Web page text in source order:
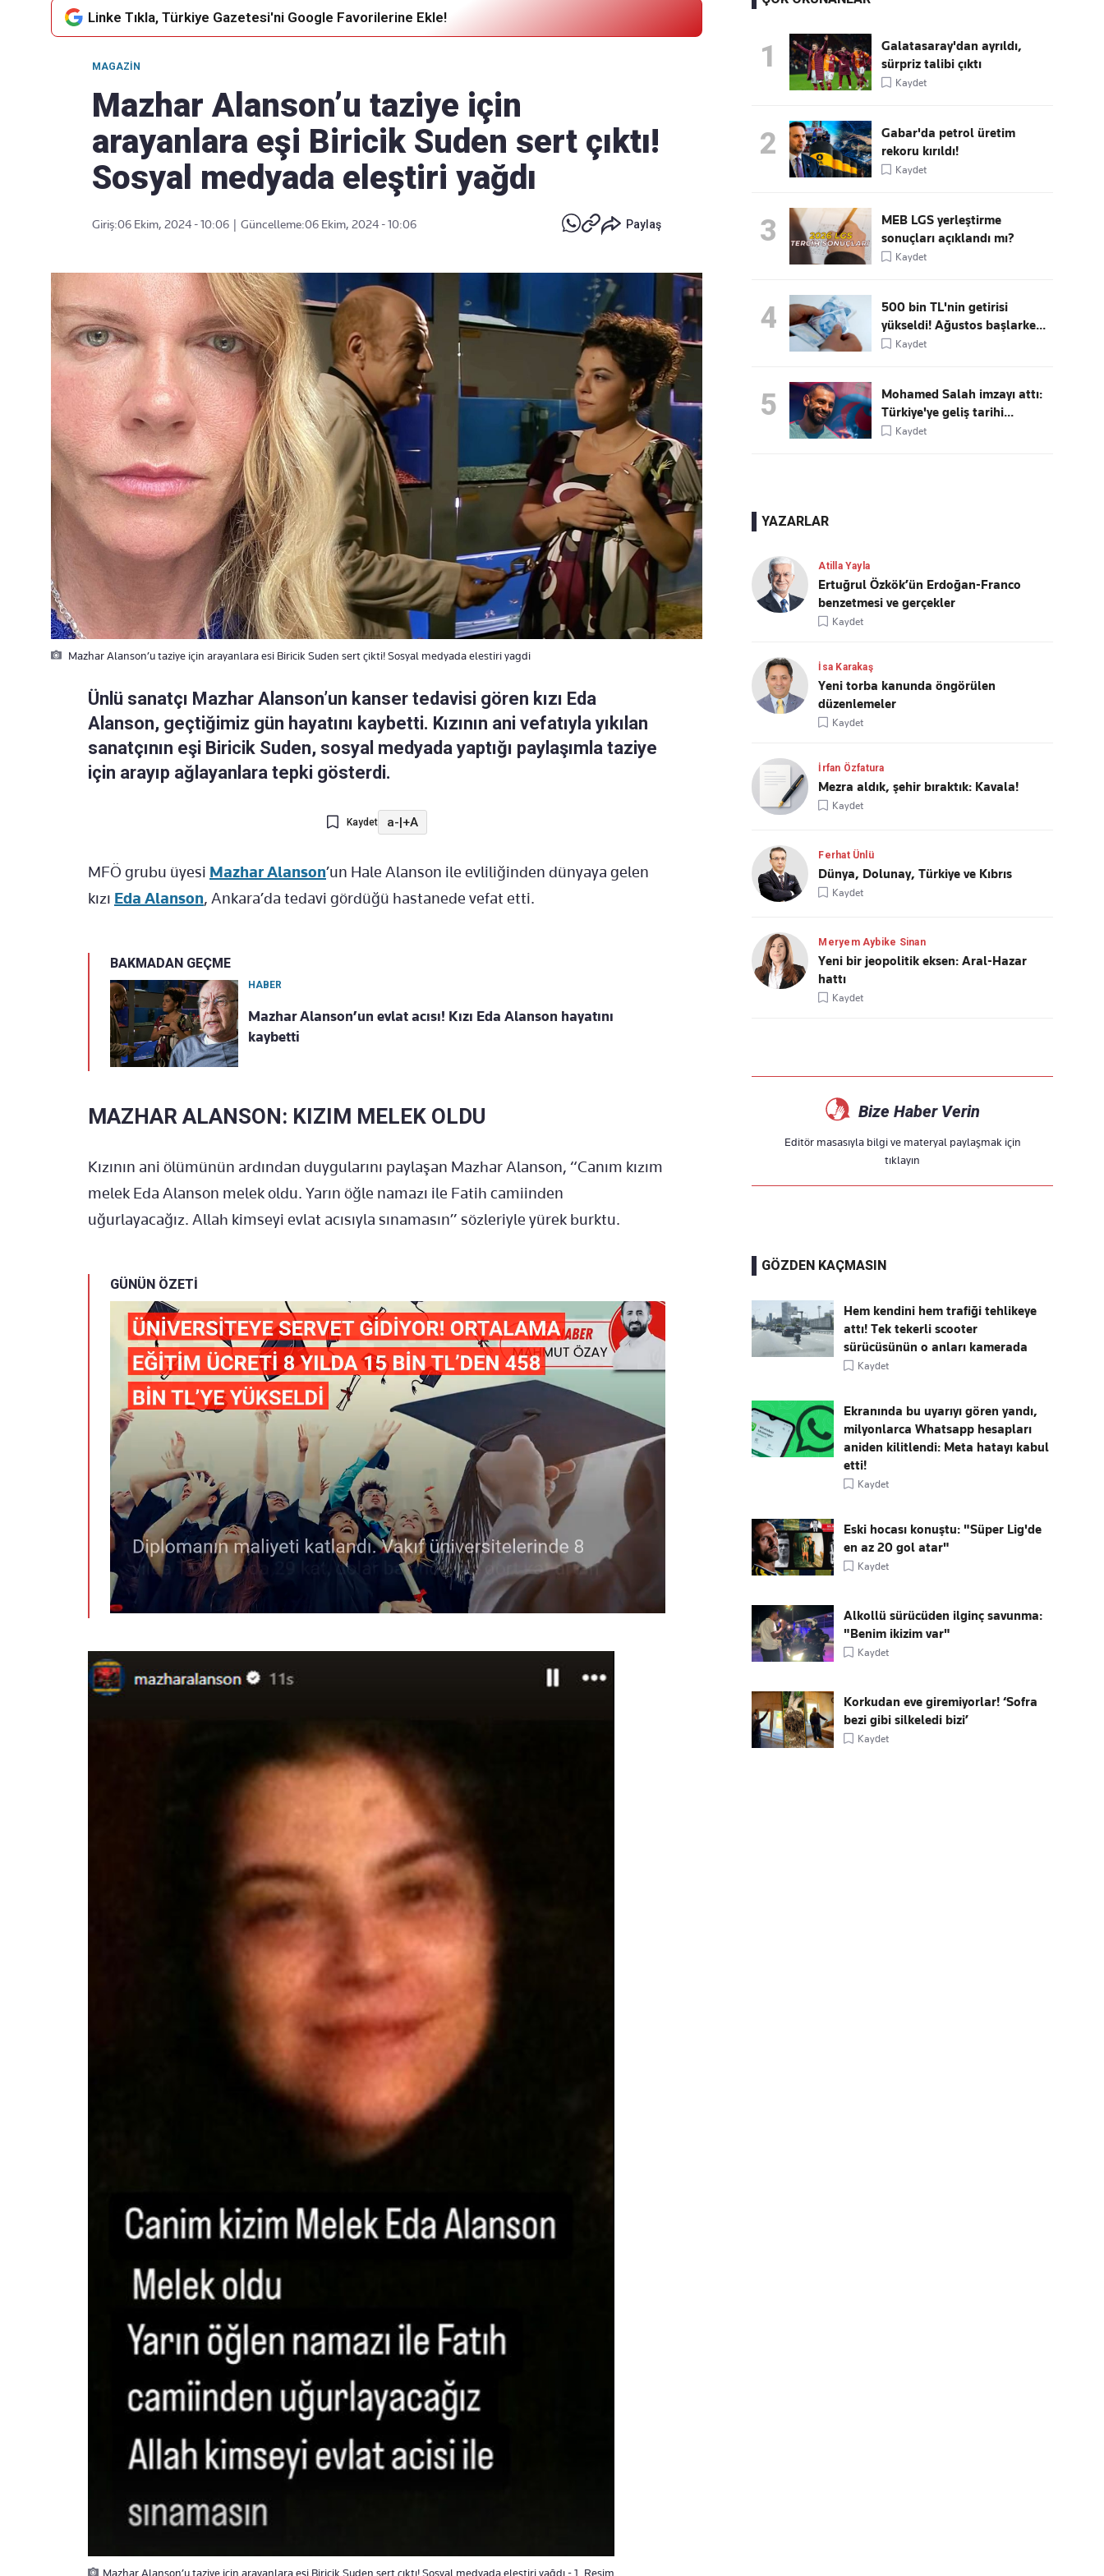
akışımıza ulaşın
göndermek için
Kaçırmayın
Ücretsiz üye olun, gündemi
Linke Tıkla, Türkiye Gazetesi'ni Google Favorilerine Ekle!
MAGAZIN
Mazhar Alanson’u taziye için
arayanlara eşi Biricik Suden sert çıktı!
Sosyal medyada eleştiri yağdı
Giriş:06 Ekim, 2024 - 10:06 Güncelleme:06 Ekim, 2024 - 10:06 Paylaş
Mazhar Alanson’u taziye için arayanlara esi Biricik Suden sert çikti! Sosyal medyada elestiri yagdi
Ünlü sanatçı Mazhar Alanson’un kanser tedavisi gören kızı Eda
Alanson, geçtiğimiz gün hayatını kaybetti. Kızının ani vefatıyla yıkılan
sanatçının eşi Biricik Suden, sosyal medyada yaptığı paylaşımla taziye
için arayıp ağlayanlara tepki gösterdi.
Kaydet a-|+A
MFÖ grubu üyesi Mazhar Alanson’un Hale Alanson ile evliliğinden dünyaya gelen
kızı Eda Alanson, Ankara’da tedavi gördüğü hastanede vefat etti.
BAKMADAN GEÇME
HABER
Mazhar Alanson’un evlat acısı! Kızı Eda Alanson hayatını
kaybetti
MAZHAR ALANSON: KIZIM MELEK OLDU
Kızının ani ölümünün ardından duygularını paylaşan Mazhar Alanson, “Canım kızım
melek Eda Alanson melek oldu. Yarın öğle namazı ile Fatih camiinden
uğurlayacağız. Allah kimseyi evlat acısıyla sınamasın” sözleriyle yürek burktu.
GÜNÜN ÖZETİ
Mazhar Alanson’u taziye için arayanlara eşi Biricik Suden sert çıktı! Sosyal medyada eleştiri yağdı - 1. Resim
1
Galatasaray'dan ayrıldı,
sürpriz talibi çıktı
Kaydet
2
Gabar'da petrol üretim
rekoru kırıldı!
Kaydet
3
MEB LGS yerleştirme
sonuçları açıklandı mı?
Kaydet
4
500 bin TL'nin getirisi
yükseldi! Ağustos başlarke...
Kaydet
5
Mohamed Salah imzayı attı:
Türkiye'ye geliş tarihi...
Kaydet
YAZARLAR
Atilla Yayla
Ertuğrul Özkök’ün Erdoğan-Franco
benzetmesi ve gerçekler
Kaydet
İsa Karakaş
Yeni torba kanunda öngörülen
düzenlemeler
Kaydet
İrfan Özfatura
Mezra aldık, şehir bıraktık: Kavala!
Kaydet
Ferhat Ünlü
Dünya, Dolunay, Türkiye ve Kıbrıs
Kaydet
Meryem Aybike Sinan
Yeni bir jeopolitik eksen: Aral-Hazar
hattı
Kaydet
Bize Haber Verin
Editör masasıyla bilgi ve materyal paylaşmak için
tıklayın
GÖZDEN KAÇMASIN
Hem kendini hem trafiği tehlikeye
attı! Tek tekerli scooter
sürücüsünün o anları kamerada
Kaydet
Ekranında bu uyarıyı gören yandı,
milyonlarca Whatsapp hesapları
aniden kilitlendi: Meta hatayı kabul
etti!
Kaydet
Eski hocası konuştu: "Süper Lig'de
en az 20 gol atar"
Kaydet
Alkollü sürücüden ilginç savunma:
"Benim ikizim var"
Kaydet
Korkudan eve giremiyorlar! ‘Sofra
bezi gibi silkeledi bizi’
Kaydet